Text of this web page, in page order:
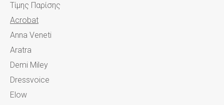
Τίμης Παρίσης
Acrobat
Anna Veneti
Aratra
Demi Miley
Dressvoice
Elow